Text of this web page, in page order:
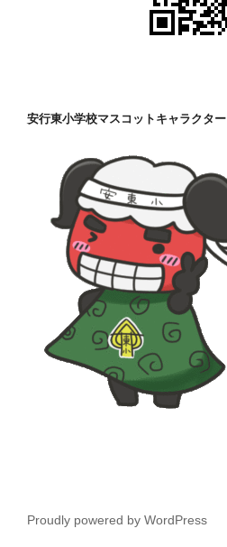
安行東小学校マスコットキャラクター
Proudly powered by WordPress